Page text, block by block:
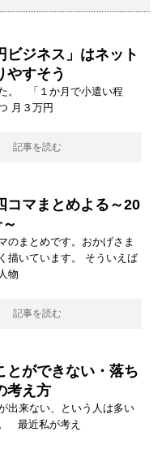
ビジネス」はネット
やすそう
。 「１か月で小遣い程
月３万円
記事を読む
コマまとめよる～20
のまとめです。おかげさま
描いています。 そういえば
物
記事を読む
とができない・落ち
考え方
出来ない、という人は多い
最近私が考え